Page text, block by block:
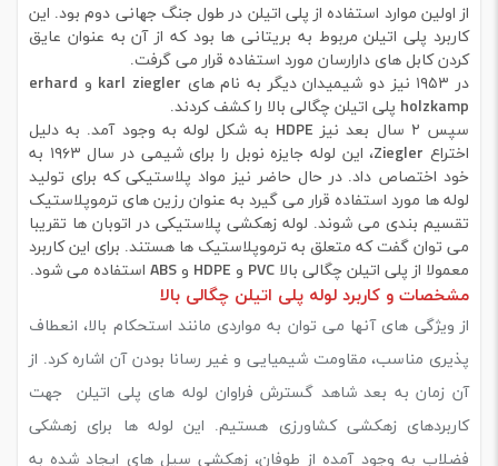
از اولین موارد استفاده از پلی اتیلن در طول جنگ جهانی دوم بود. این
کاربرد پلی اتیلن مربوط به بریتانی ها بود که از آن به عنوان عایق
کردن کابل های دارارسان مورد استفاده قرار می گرفت.
در ۱۹۵۳ نیز دو شیمیدان دیگر به نام های karl ziegler و erhard
holzkamp پلی اتیلن چگالی بالا را کشف کردند.
سپس ۲ سال بعد نیز HDPE به شکل لوله به وجود آمد. به دلیل
اختراع Ziegler، این لوله جایزه نوبل را برای شیمی در سال ۱۹۶۳ به
خود اختصاص داد. در حال حاضر نیز مواد پلاستیکی که برای تولید
لوله ها مورد استفاده قرار می گیرد به عنوان رزین های ترموپلاستیک
تقسیم بندی می شوند. لوله زهکشی پلاستیکی در اتوبان ها تقریبا
می توان گفت که متعلق به ترموپلاستیک ها هستند. برای این کاربرد
معمولا از پلی اتیلن چگالی بالا PVC و HDPE و ABS استفاده می شود.
مشخصات و کاربرد لوله پلی اتیلن چگالی بالا
از ویژگی های آنها می توان به مواردی مانند استحکام بالا، انعطاف
پذیری مناسب، مقاومت شیمیایی و غیر رسانا بودن آن اشاره کرد. از
آن زمان به بعد شاهد گسترش فراوان لوله های پلی اتیلن جهت
کاربردهای زهکشی کشاورزی هستیم. این لوله ها برای زهشکی
فضلاب به وجود آمده از طوفان، زهکشی سیل های ایجاد شده به